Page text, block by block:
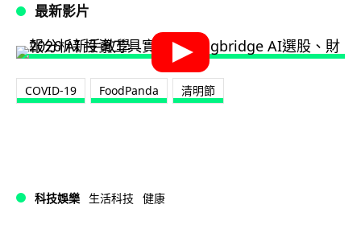
最新影片
COVID-19 FoodPanda 清明節
科技娛樂 生活科技 健康